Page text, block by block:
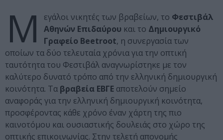
Μ εγάλοι νικητές των βραβείων, το Φεστιβάλ
Αθηνών Επιδαύρου και το Δημιουργικό
Γραφείο Beetroot, η συνεργασία των
οποίων τα δύο τελευταία χρόνια για την οπτική
ταυτότητα του Φεστιβάλ αναγνωρίστηκε με τον
καλύτερο δυνατό τρόπο από την ελληνική δημιουργική
κοινότητα. Τα βραβεία ΕΒΓΕ αποτελούν σημείο
αναφοράς για την ελληνική δημιουργική κοινότητα,
προσφέροντας κάθε χρόνο έναν χάρτη της πιο
καινοτόμου και ουσιαστικής δουλειάς στο χώρο της
οπτικής επικοινωνίας. Στην τελετή απονομής